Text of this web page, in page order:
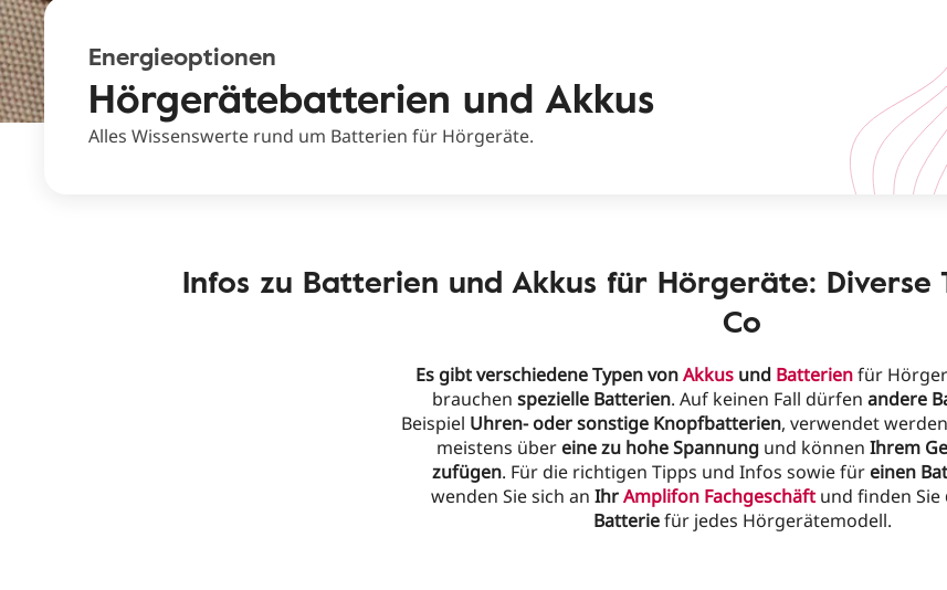
Energieoptionen
Hörgerätebatterien und Akkus
Alles Wissenswerte rund um Batterien für Hörgeräte.
Infos zu Batterien und Akkus für Hörgeräte: Diverse
Co
Es gibt verschiedene Typen vonAkkusund Batterienfür
brauchen spezielle Batterien. Auf keinen Fall dürfen andere
Beispiel Uhren- oder sonstige Knopfbatterien, verwendet
meistens über eine zu hohe Spannung und können Ihrem
zufügen. Für die richtigen Tipps und Infos sowie für einen
wenden Sie sich an IhrAmplifon Fachgeschäftund finden Sie
Batteriefür jedes Hörgerätemodell.